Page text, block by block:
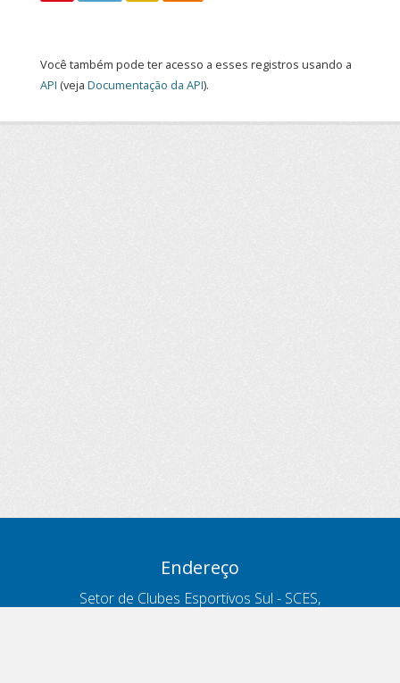
Você também pode ter acesso a esses registros usando a
API (veja Documentação da API).
Endereço
Setor de Clubes Esportivos Sul - SCES,